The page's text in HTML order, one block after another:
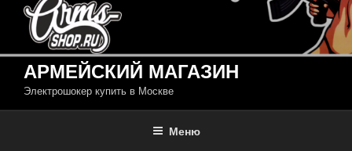
АРМЕЙСКИЙ МАГАЗИН
Электрошокер купить в Москве
Меню